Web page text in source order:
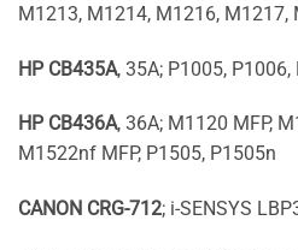
M1213, M1214, M1216, M1217,
HP CB435A, 35A; P1005,
HP CB436A, 36A; M1120 MFP,
M1522nf MFP, P1505, P1505n
CANON CRG-712; i-SENSYS